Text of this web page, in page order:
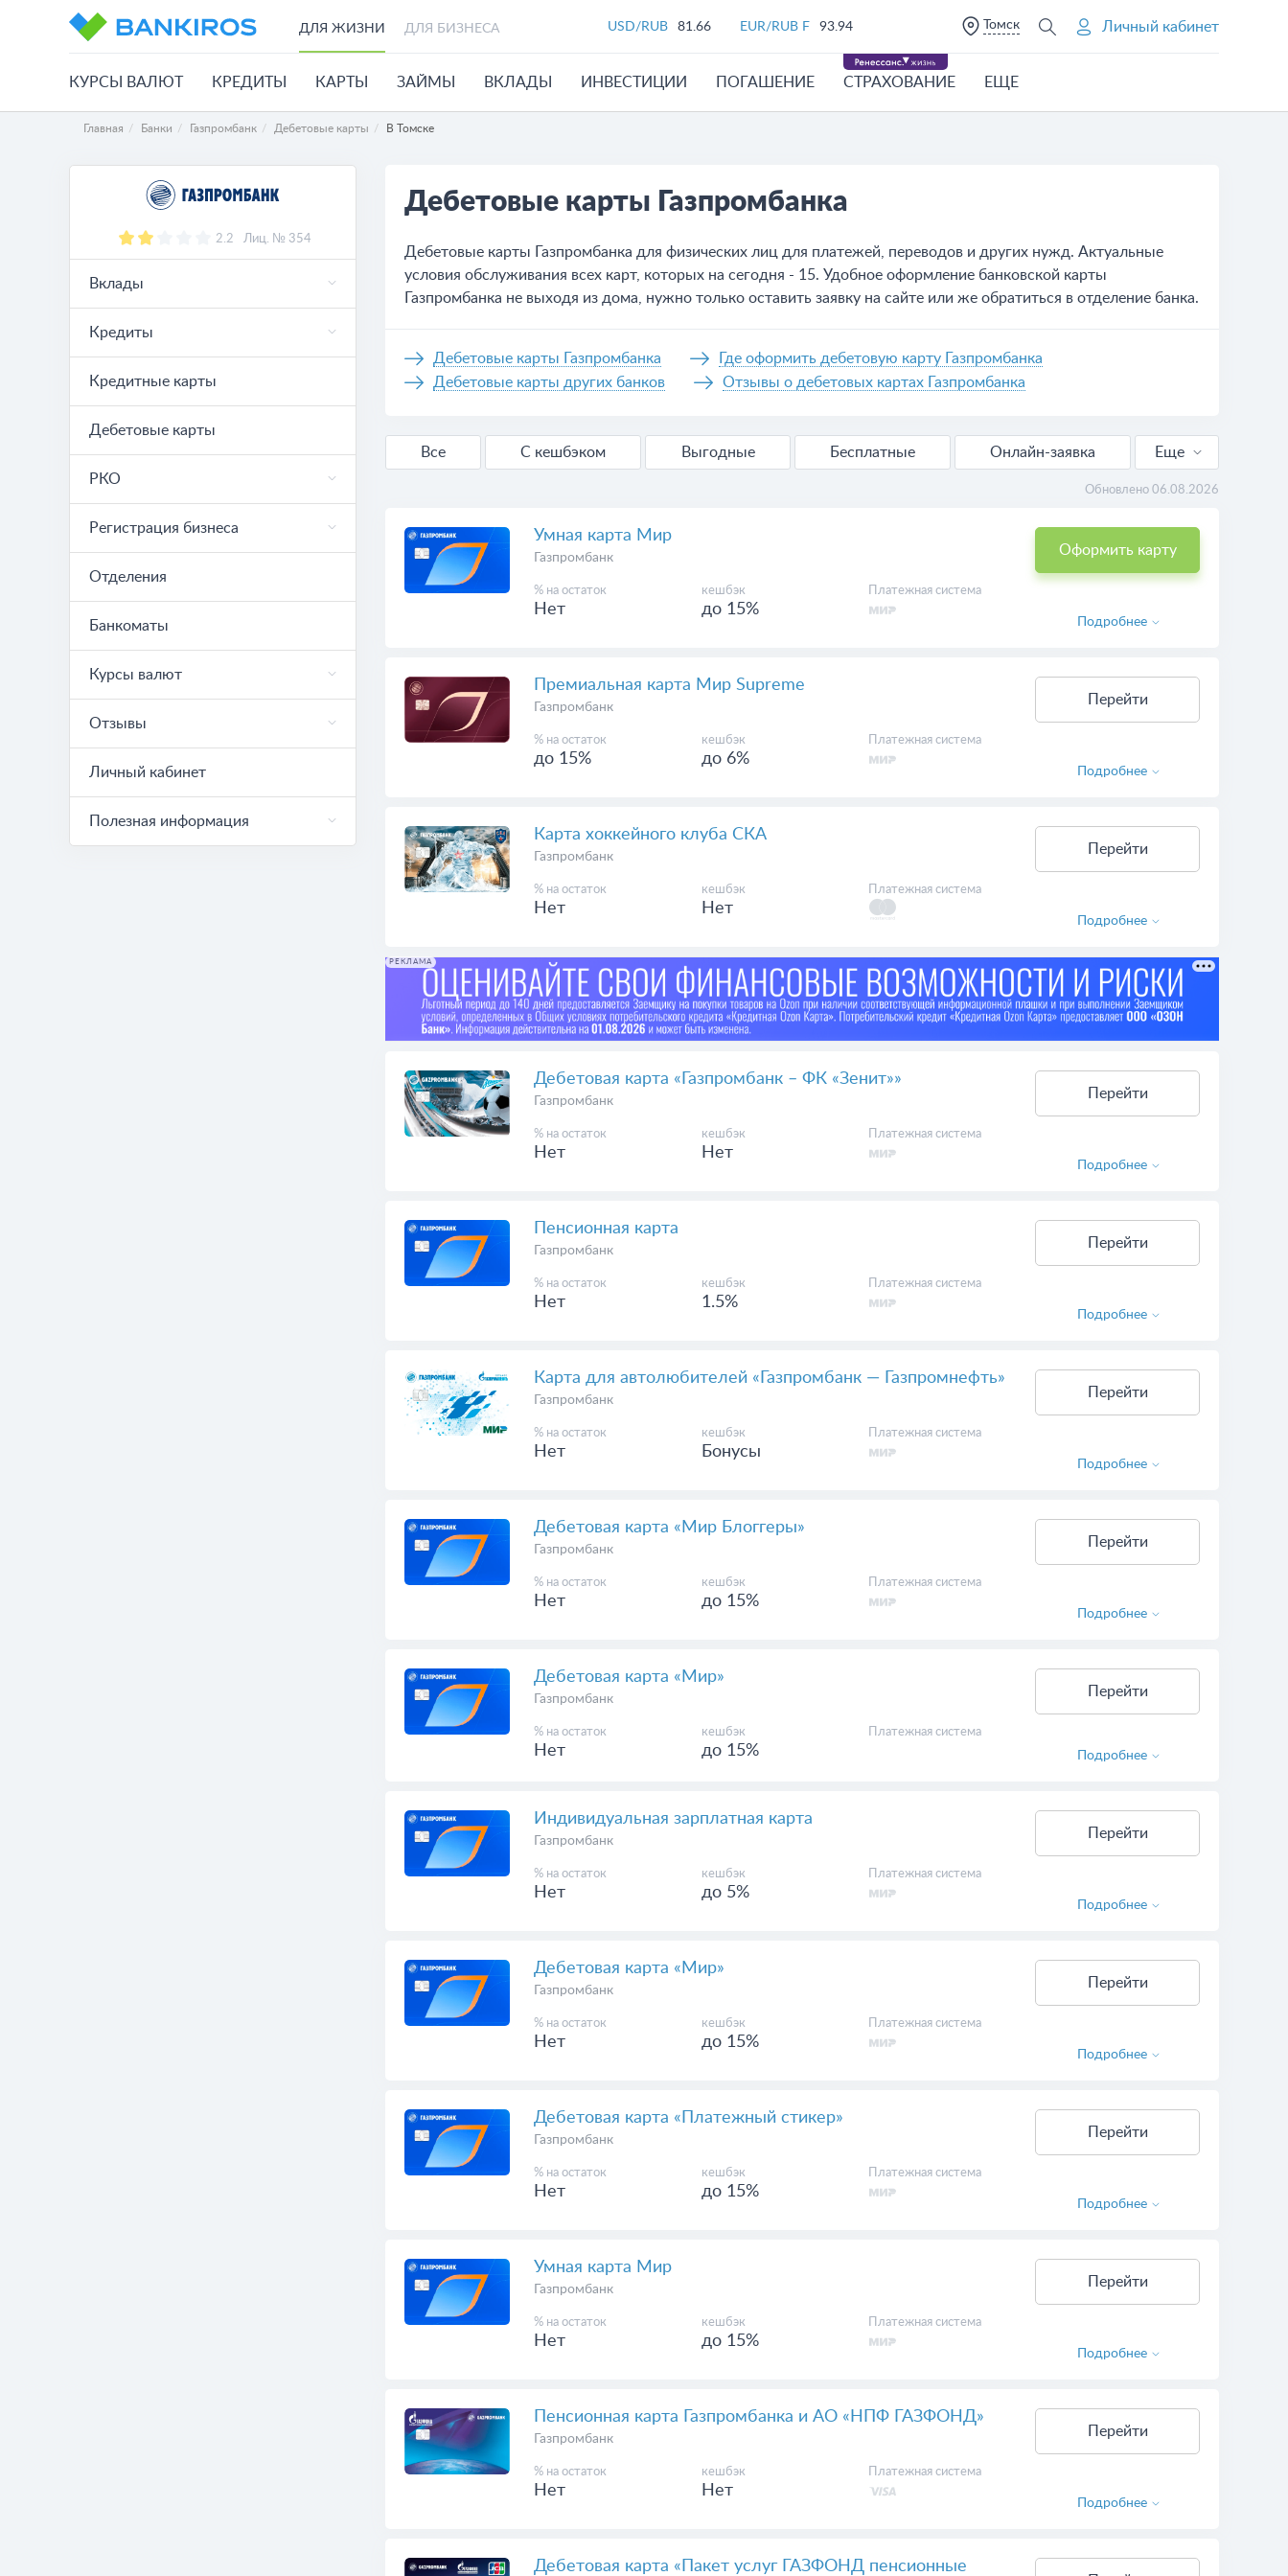
ДЛЯ ЖИЗНИ ДЛЯ БИЗНЕСА USD/RUB 81.66 EUR/RUB F 93.94 Томск Личный кабинет
КУРСЫ ВАЛЮТ КРЕДИТЫ КАРТЫ ЗАЙМЫ ВКЛАДЫ ИНВЕСТИЦИИ ПОГАШЕНИЕ СТРАХОВАНИЕ ЕЩЕ
Главная Банки Газпромбанк Дебетовые карты В Томске
2.2 Лиц. № 354
Вклады
Кредиты
Кредитные карты
Дебетовые карты
РКО
Регистрация бизнеса
Отделения
Банкоматы
Курсы валют
Отзывы
Личный кабинет
Полезная информация
Дебетовые карты Газпромбанка
Дебетовые карты Газпромбанка для физических лиц для платежей, переводов и других нужд. Актуальные
условия обслуживания всех карт, которых на сегодня - 15. Удобное оформление банковской карты
Газпромбанка не выходя из дома, нужно только оставить заявку на сайте или же обратиться в отделение банка.
Дебетовые карты Газпромбанка
Где оформить дебетовую карту Газпромбанка
Дебетовые карты других банков
Отзывы о дебетовых картах Газпромбанка
Все С кешбэком Выгодные Бесплатные
Онлайн-заявка
Виртуальные
Еще
Обновлено 06.08.2026
Умная карта Мир
Газпромбанк
% на остаток
Нет
кешбэк
до 15%
Платежная система
Оформить карту
Подробнее
Премиальная карта Мир Supreme
Газпромбанк
% на остаток
до 15%
кешбэк
до 6%
Платежная система
Перейти
Подробнее
Карта хоккейного клуба СКА
Газпромбанк
% на остаток
Нет
кешбэк
Нет
Платежная система
Перейти
Подробнее
РЕКЛАМА
Дебетовая карта «Газпромбанк – ФК «Зенит»»
Газпромбанк
% на остаток
Нет
кешбэк
Нет
Платежная система
Перейти
Подробнее
Пенсионная карта
Газпромбанк
% на остаток
Нет
кешбэк
1.5%
Платежная система
Перейти
Подробнее
Карта для автолюбителей «Газпромбанк — Газпромнефть»
Газпромбанк
% на остаток
Нет
кешбэк
Бонусы
Платежная система
Перейти
Подробнее
Дебетовая карта «Мир Блоггеры»
Газпромбанк
% на остаток
Нет
кешбэк
до 15%
Платежная система
Перейти
Подробнее
Дебетовая карта «Мир»
Газпромбанк
% на остаток
Нет
кешбэк
до 15%
Платежная система
Перейти
Подробнее
Индивидуальная зарплатная карта
Газпромбанк
% на остаток
Нет
кешбэк
до 5%
Платежная система
Перейти
Подробнее
Дебетовая карта «Мир»
Газпромбанк
% на остаток
Нет
кешбэк
до 15%
Платежная система
Перейти
Подробнее
Дебетовая карта «Платежный стикер»
Газпромбанк
% на остаток
Нет
кешбэк
до 15%
Платежная система
Перейти
Подробнее
Умная карта Мир
Газпромбанк
% на остаток
Нет
кешбэк
до 15%
Платежная система
Перейти
Подробнее
Пенсионная карта Газпромбанка и АО «НПФ ГАЗФОНД»
Газпромбанк
% на остаток
Нет
кешбэк
Нет
Платежная система
Перейти
Подробнее
Дебетовая карта «Пакет услуг ГАЗФОНД пенсионные